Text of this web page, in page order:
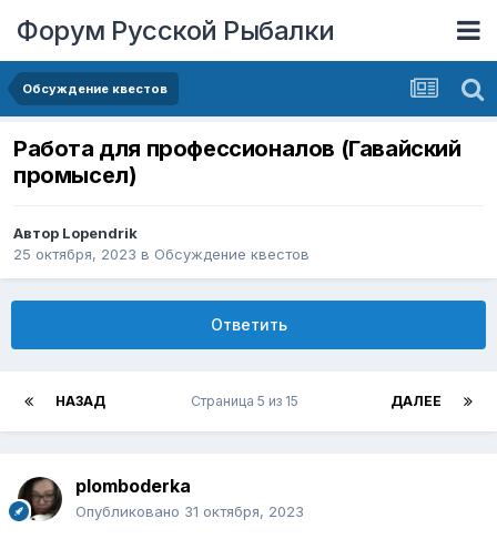
Форум Русской Рыбалки
Обсуждение квестов
Работа для профессионалов (Гавайский
промысел)
Автор Lopendrik
25 октября, 2023 в Обсуждение квестов
Ответить
НАЗАД ДАЛЕЕ
Страница 5 из 15
plomboderka
Опубликовано 31 октября, 2023